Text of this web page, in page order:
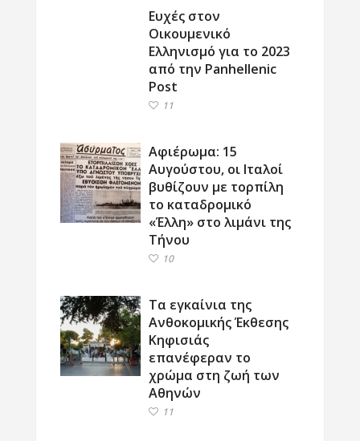
Ευχές στον
Οικουμενικό
Ελληνισμό για το 2023
από την Panhellenic
Post
11
Αφιέρωμα: 15
Αυγούστου, οι Ιταλοί
βυθίζουν με τορπίλη
το καταδρομικό
«Έλλη» στο λιμάνι της
Τήνου
10
Τα εγκαίνια της
Ανθοκομικής Έκθεσης
Κηφισιάς
επανέφεραν το
χρώμα στη ζωή των
Αθηνών
11